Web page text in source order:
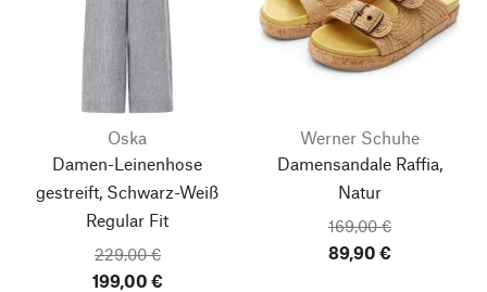
Oska
Damen-Leinenhose
gestreift, Schwarz-Weiß
Regular Fit
229,00 €
199,00 €
Werner Schuhe
Damensandale Raffia,
Natur
169,00 €
89,90 €